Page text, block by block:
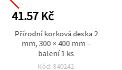
41.57 Kč
Přírodní korková deska 2
mm, 300 × 400 mm –
balení 1 ks
Kód: 840242